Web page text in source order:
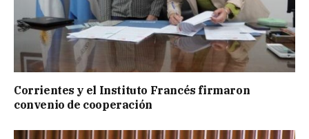
Corrientes y el Instituto Francés firmaron
convenio de cooperación